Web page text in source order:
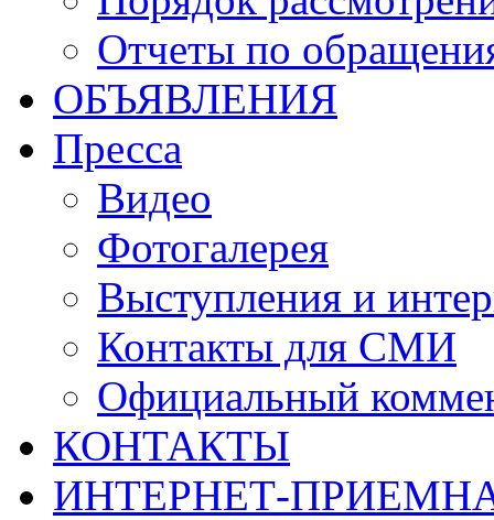
Отчеты по
ОБЪЯВЛЕНИЯ
Пресса
Видео
Фотогалерея
Выступления и
Контакты для СМИ
Официальный
КОНТАКТЫ
ИНТЕРНЕТ-